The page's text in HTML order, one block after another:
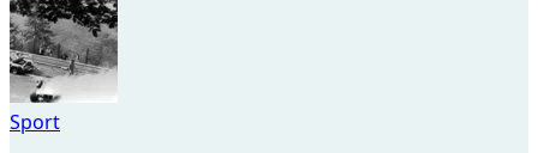
Sport